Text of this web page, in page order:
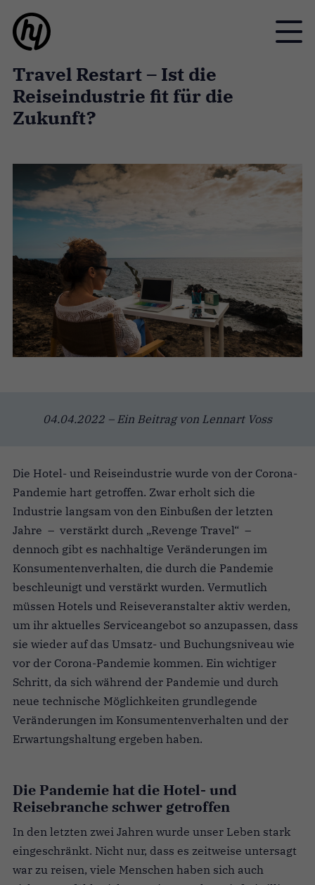
Toggle
Travel Restart – Ist die
Reiseindustrie fit für die
Zukunft?
04.04.2022 – Ein Beitrag von Lennart Voss
Die Hotel- und Reiseindustrie wurde von der Corona-
Pandemie hart getroffen. Zwar erholt sich die
Industrie langsam von den Einbußen der letzten
Jahre – verstärkt durch „Revenge Travel“ –
dennoch gibt es nachhaltige Veränderungen im
Konsumentenverhalten, die durch die Pandemie
beschleunigt und verstärkt wurden. Vermutlich
müssen Hotels und Reiseveranstalter aktiv werden,
um ihr aktuelles Serviceangebot so anzupassen, dass
sie wieder auf das Umsatz- und Buchungsniveau wie
vor der Corona-Pandemie kommen. Ein wichtiger
Schritt, da sich während der Pandemie und durch
neue technische Möglichkeiten grundlegende
Veränderungen im Konsumentenverhalten und der
Erwartungshaltung ergeben haben.
Die Pandemie hat die Hotel- und
Reisebranche schwer getroffen
In den letzten zwei Jahren wurde unser Leben stark
eingeschränkt. Nicht nur, dass es zeitweise untersagt
war zu reisen, viele Menschen haben sich auch